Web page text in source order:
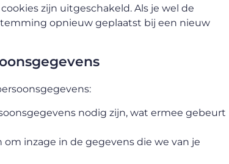
zijn uitgeschakeld. Als je wel de
opnieuw geplaatst bij een nieuw
nodig zijn, wat ermee gebeurt
inzage in de gegevens die we van je